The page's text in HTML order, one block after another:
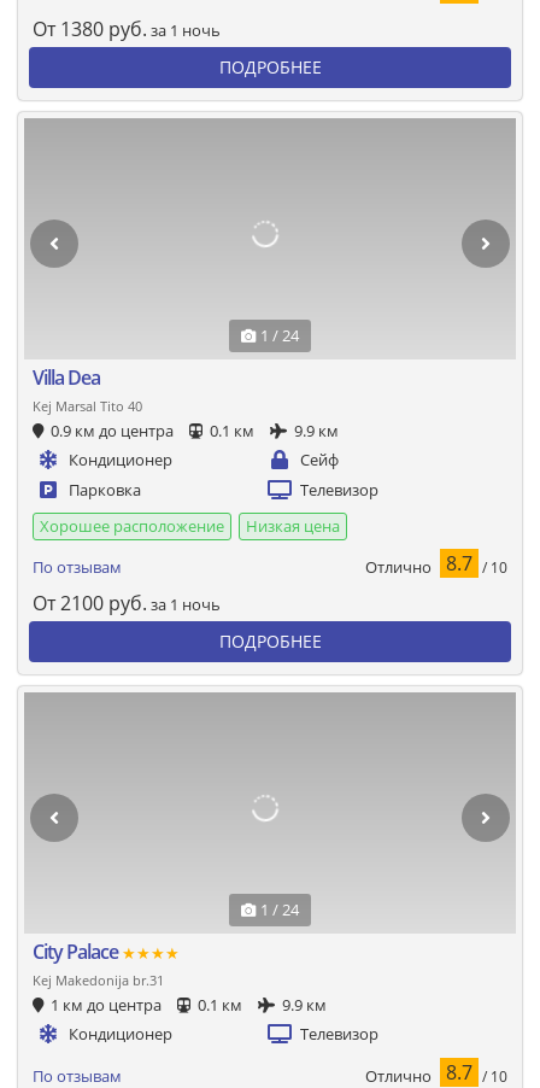
От 1380 руб. за 1 ночь
ПОДРОБНЕЕ
1 / 24
Villa Dea
Kej Marsal Tito 40
0.9 км до центра 0.1 км
9.9 км
Кондиционер
Сейф
Парковка
Телевизор
Хорошее расположение
Низкая цена
По отзывам
Отлично 8.7 / 10
От2100 руб. за 1 ночь
ПОДРОБНЕЕ
1 / 24
City Palace★★★★
Kej Makedonija br.31
1 км до центра 0.1 км
9.9 км
Кондиционер
Телевизор
По отзывам Отлично 8.7 / 10